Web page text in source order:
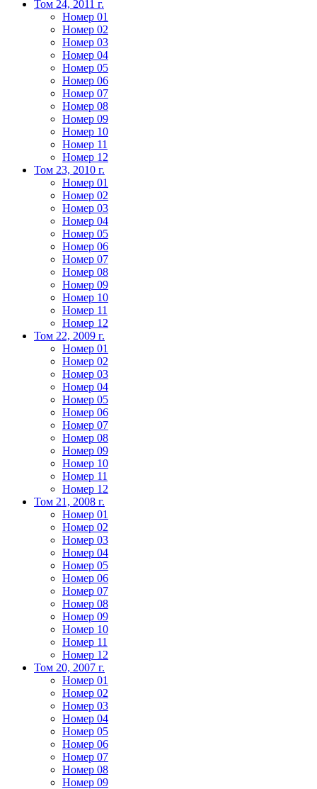
Том 24, 2011 г.
Номер 01
Номер 02
Номер 03
Номер 04
Номер 05
Номер 06
Номер 07
Номер 08
Номер 09
Номер 10
Номер 11
Номер 12
Том 23, 2010 г.
Номер 01
Номер 02
Номер 03
Номер 04
Номер 05
Номер 06
Номер 07
Номер 08
Номер 09
Номер 10
Номер 11
Номер 12
Том 22, 2009 г.
Номер 01
Номер 02
Номер 03
Номер 04
Номер 05
Номер 06
Номер 07
Номер 08
Номер 09
Номер 10
Номер 11
Номер 12
Том 21, 2008 г.
Номер 01
Номер 02
Номер 03
Номер 04
Номер 05
Номер 06
Номер 07
Номер 08
Номер 09
Номер 10
Номер 11
Номер 12
Том 20, 2007 г.
Номер 01
Номер 02
Номер 03
Номер 04
Номер 05
Номер 06
Номер 07
Номер 08
Номер 09